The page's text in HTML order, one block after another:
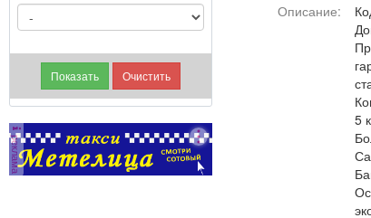
реклама
Описание:
5